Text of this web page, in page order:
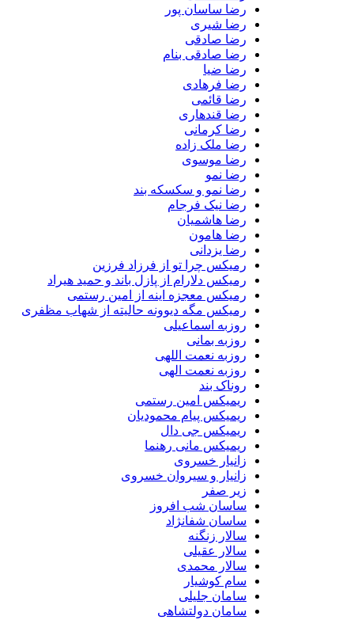
رضا ساسان پور
رضا شیری
رضا صادقی
رضا صادقی بنام
رضا ضیا
رضا فرهادی
رضا قائمی
رضا قندهاری
رضا کرمانی
رضا ملک زاده
رضا موسوی
رضا نمو
رضا نمو و سکسکه بند
رضا نیک فرجام
رضا هاشمیان
رضا هامون
رضا یزدانی
رمیکس چرا تو از فرزاد فرزین
رمیکس دلارام از پازل باند و حمید هیراد
رمیکس معجزه اینه از امین رستمی
رمیکس مگه دیوونه حالیته از شهاب مظفری
روزبه اسماعیلی
روزبه بمانی
روزبه نعمت اللهی
روزبه نعمت الهی
روناک بند
ریمیکس امین رستمی
ریمیکس پیام محمودیان
ریمیکس جی دال
ریمیکس مانی رهنما
زانیار خسروی
زانیار و سیروان خسروی
زیر صفر
ساسان شب افروز
ساسان شفانژاد
سالار زنگنه
سالار عقیلی
سالار محمدی
سام کوشیار
سامان جلیلی
سامان دولتشاهی